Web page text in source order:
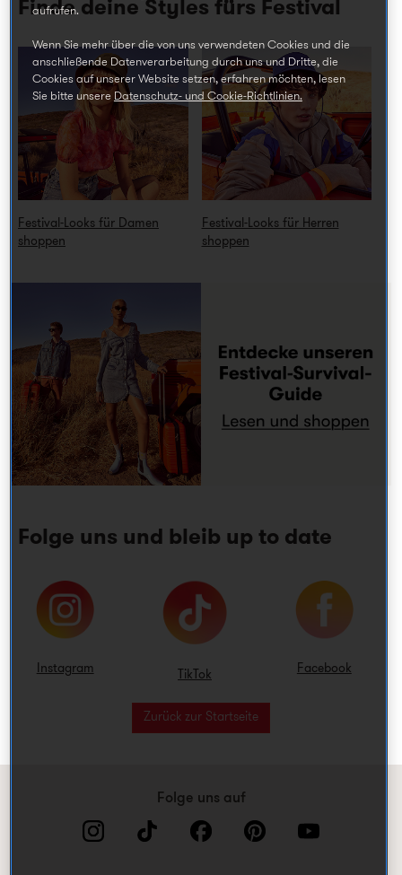
Finde deine Styles fürs Festival
Festival-Looks für Damen
shoppen
Festival-Looks für Herren
shoppen
Folge uns und bleib up to date
Instagram TikTok Facebook
Zurück zur Startseite
Folge uns auf
aufrufen.
Wenn Sie mehr über die von uns verwendeten Cookies und die
anschließende Datenverarbeitung durch uns und Dritte, die
Cookies auf unserer Website setzen, erfahren möchten, lesen
Sie bitte unsere Datenschutz- und Cookie-Richtlinien.